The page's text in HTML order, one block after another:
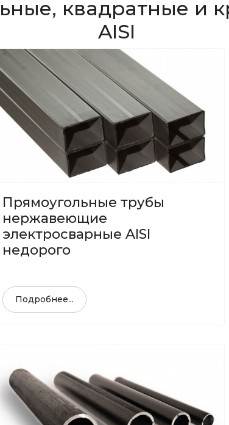
квадратные и
AISI
Прямоугольные трубы
нержавеющие
электросварные AISI
недорого
Подробнее...